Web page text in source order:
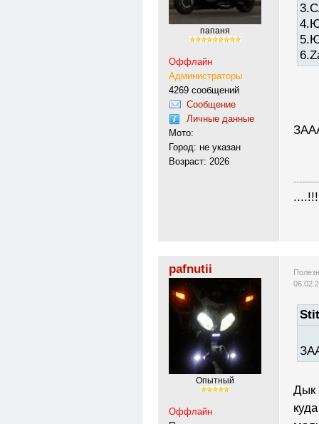
папаня
Оффлайн
Администраторы
4269 сообщений
Сообщение
Личные данные
Мото:
Город: не указан
Возраст: 2026
pafnutii
Опытный
Оффлайн
Дык